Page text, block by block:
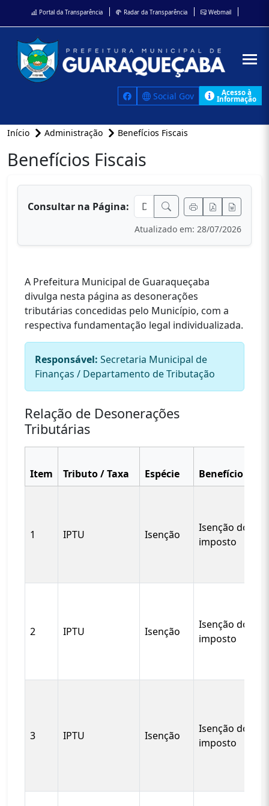
Portal da Transparência Radar da Transparência Webmail
Social Gov Acesso à
Informação
Início Administração Benefícios Fiscais
conteúdo principal
Benefícios Fiscais
Consultar na Página:
Atualizado em: 28/07/2026
A Prefeitura Municipal de Guaraqueçaba
divulga nesta página as desonerações
tributárias concedidas pelo Município, com a
respectiva fundamentação legal individualizada.
Responsável: Secretaria Municipal de
Finanças / Departamento de Tributação
Relação de Desonerações
Tributárias
Item Tributo / Taxa Espécie Benefício
1 IPTU Isenção
Isenção do
imposto
2 IPTU Isenção
Isenção do
imposto
3 IPTU Isenção
Isenção do
imposto